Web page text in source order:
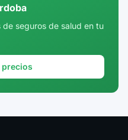
de seguros de salud en tu
precios